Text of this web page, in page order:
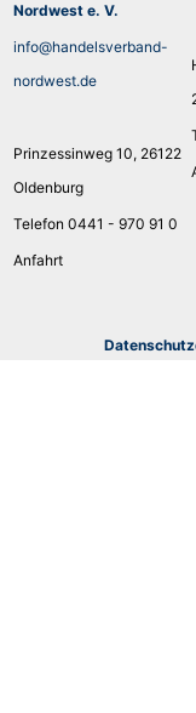
Nordwest e. V.
info@handelsverband-
nordwest.de
Prinzessinweg 10, 26122
Oldenburg
Telefon 0441 - 970 91 0
Anfahrt